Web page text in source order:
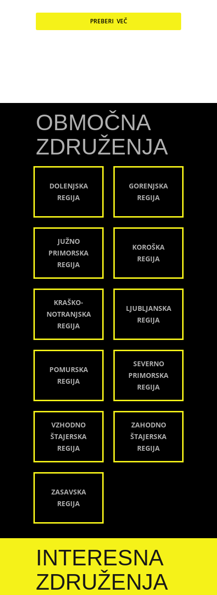
PREBERI VEČ
OBMOČNA
ZDRUŽENJA
DOLENJSKA
REGIJA
GORENJSKA
REGIJA
JUŽNO
PRIMORSKA
REGIJA
KOROŠKA
REGIJA
KRAŠKO-
NOTRANJSKA
REGIJA
LJUBLJANSKA
REGIJA
POMURSKA
REGIJA
SEVERNO
PRIMORSKA
REGIJA
VZHODNO
ŠTAJERSKA
REGIJA
ZAHODNO
ŠTAJERSKA
REGIJA
ZASAVSKA
REGIJA
INTERESNA
ZDRUŽENJA